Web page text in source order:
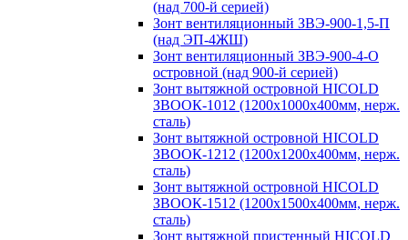
(над 700-й серией)
Зонт вентиляционный ЗВЭ-900-1,5-П
(над ЭП-4ЖШ)
Зонт вентиляционный ЗВЭ-900-4-О
островной (над 900-й серией)
Зонт вытяжной островной HICOLD
ЗВООК-1012 (1200х1000х400мм, нерж.
сталь)
Зонт вытяжной островной HICOLD
ЗВООК-1212 (1200x1200x400мм, нерж.
сталь)
Зонт вытяжной островной HICOLD
ЗВООК-1512 (1200х1500х400мм, нерж.
сталь)
Зонт вытяжной пристенный HICOLD